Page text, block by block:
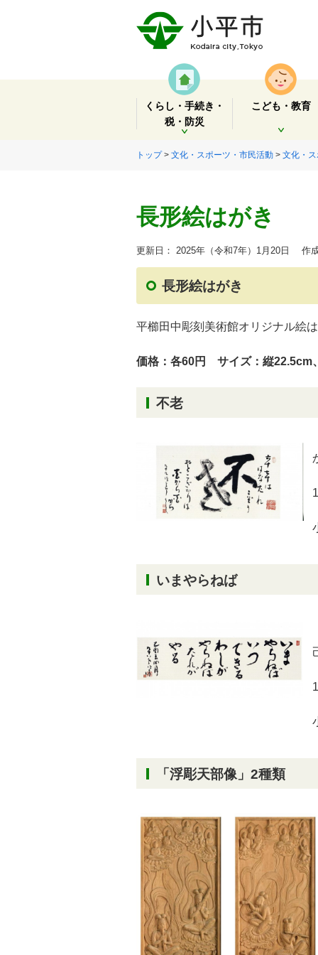
くらし・手続き・
税・防災
開く
こども・教育
開く
トップ> 文化・スポーツ・市民活動 > 文化・
長形絵はがき
更新日： 2025年（令和7年）1月20日 作
長形絵はがき
平櫛田中彫刻美術館オリジナル絵
価格：各60円 サイズ：縦22.5cm
不老
いまやらねば
「浮彫天部像」2種類